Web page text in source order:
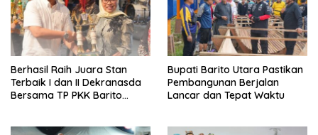
Berhasil Raih Juara Stan
Terbaik I dan II Dekranasda
Bersama TP PKK Barito
Bupati Barito Utara Pastikan
Pembangunan Berjalan
Lancar dan Tepat Waktu